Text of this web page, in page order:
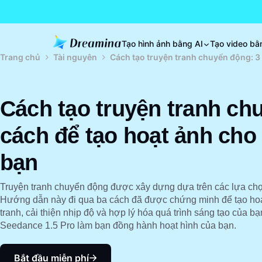
Tạo hình ảnh bằng AI Tạo video
Trang chủ
Tài nguyên Cách tạo truyện tranh chuyển động:
Cách tạo truyện tranh
cách để tạo hoạt ảnh
bạn
Truyện tranh chuyển động được xây dựng dựa trên các lựa
Hướng dẫn này đi qua ba cách đã được chứng minh để tạo
tranh, cải thiện nhịp độ và hợp lý hóa quá trình sáng tạo của
Seedance 1.5 Pro làm bạn đồng hành hoạt hình của bạn.
Bắt đầu miễn phí